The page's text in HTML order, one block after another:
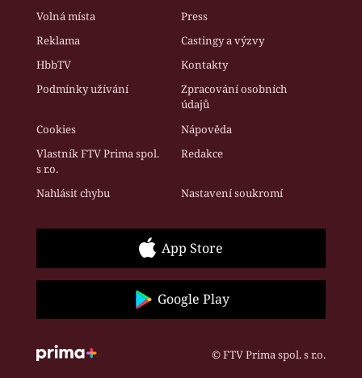
Volná místa
Press
Reklama
Castingy a výzvy
HbbTV
Kontakty
Podmínky užívání
Zpracování osobních
údajů
Cookies
Nápověda
Vlastník FTV Prima spol.
s r.o.
Redakce
Nahlásit chybu Nastavení soukromí
App Store
Google Play
© FTV Prima spol. s r.o.